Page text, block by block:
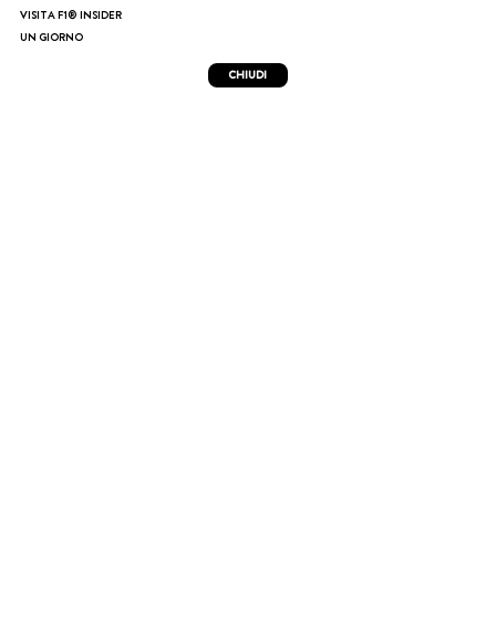
VISITA F1® INSIDER
UN GIORNO
CHIUDI